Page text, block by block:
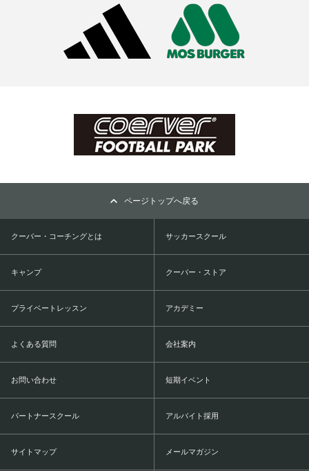
ページトップへ戻る
クーバー・コーチングとは サッカースクール
キャンプ クーバー・ストア
プライベートレッスン アカデミー
よくある質問 会社案内
お問い合わせ 短期イベント
パートナースクール アルバイト採用
サイトマップ メールマガジン